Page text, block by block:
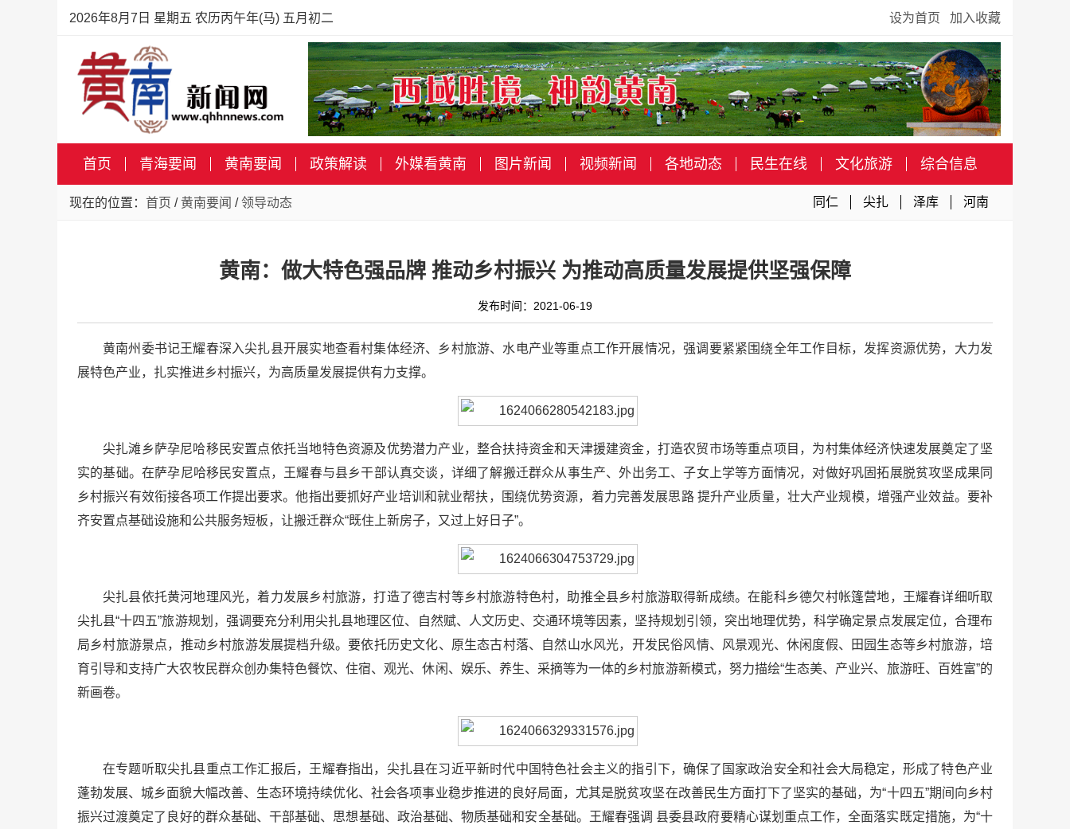
2026年8月7日 星期五 农历丙午年(马) 五月初二 设为首页 加入收藏
首页 青海要闻 黄南要闻 政策解读 外媒看黄南 图片新闻 视频新闻 各地动态 民生在线 文化旅游 综合信息
现在的位置： 首页 / 黄南要闻 /领导动态 同仁 尖扎 泽库 河南
黄南：做大特色强品牌 推动乡村振兴 为推动高质量发展提供坚强保障
发布时间：2021-06-19
黄南州委书记王耀春深入尖扎县开展实地查看村集体经济、乡村旅游、水电产业等重点工作开展情况，强调要紧紧围绕全年工作目标，发挥资源优势，大力发
展特色产业，扎实推进乡村振兴，为高质量发展提供有力支撑。
尖扎滩乡萨孕尼哈移民安置点依托当地特色资源及优势潜力产业，整合扶持资金和天津援建资金，打造农贸市场等重点项目，为村集体经济快速发展奠定了坚
实的基础。在萨孕尼哈移民安置点，王耀春与县乡干部认真交谈，详细了解搬迁群众从事生产、外出务工、子女上学等方面情况，对做好巩固拓展脱贫攻坚成果同
乡村振兴有效衔接各项工作提出要求。他指出要抓好产业培训和就业帮扶，围绕优势资源，着力完善发展思路 提升产业质量，壮大产业规模，增强产业效益。要补
齐安置点基础设施和公共服务短板，让搬迁群众“既住上新房子，又过上好日子”。
尖扎县依托黄河地理风光，着力发展乡村旅游，打造了德吉村等乡村旅游特色村，助推全县乡村旅游取得新成绩。在能科乡德欠村帐篷营地，王耀春详细听取
尖扎县“十四五”旅游规划，强调要充分利用尖扎县地理区位、自然赋、人文历史、交通环境等因素，坚持规划引领，突出地理优势，科学确定景点发展定位，合理布
局乡村旅游景点，推动乡村旅游发展提档升级。要依托历史文化、原生态古村落、自然山水风光，开发民俗风情、风景观光、休闲度假、田园生态等乡村旅游，培
育引导和支持广大农牧民群众创办集特色餐饮、住宿、观光、休闲、娱乐、养生、采摘等为一体的乡村旅游新模式，努力描绘“生态美、产业兴、旅游旺、百姓富”的
新画卷。
在专题听取尖扎县重点工作汇报后，王耀春指出，尖扎县在习近平新时代中国特色社会主义的指引下，确保了国家政治安全和社会大局稳定，形成了特色产业
蓬勃发展、城乡面貌大幅改善、生态环境持续优化、社会各项事业稳步推进的良好局面，尤其是脱贫攻坚在改善民生方面打下了坚实的基础，为“十四五”期间向乡村
振兴过渡奠定了良好的群众基础、干部基础、思想基础、政治基础、物质基础和安全基础。王耀春强调 县委县政府要精心谋划重点工作，全面落实既定措施，为“十